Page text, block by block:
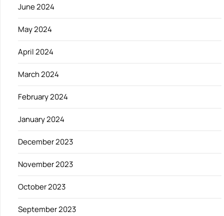
June 2024
May 2024
April 2024
March 2024
February 2024
January 2024
December 2023
November 2023
October 2023
September 2023